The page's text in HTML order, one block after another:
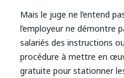
Mais le juge ne l’entend
l’employeur ne démontre
salariés des instructions
procédure à mettre en
gratuite pour stationner